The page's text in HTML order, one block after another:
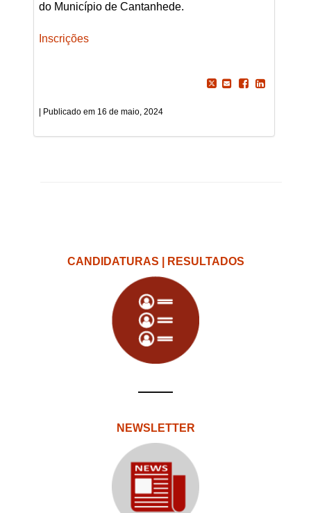
do Município de Cantanhede.
Inscrições
16 de maio, 2024
CANDIDATURAS | RESULTADOS
NEWSLETTER